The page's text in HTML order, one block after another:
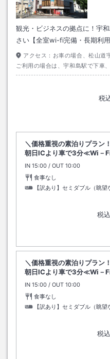
観光・ビジネスの拠点に！宇
さい【全室wi-fi完備・長期利用
アクセス： お車の場合、松山道
ご利用の場合は、宇和島駅で下車
税
＼価格重視の素泊りプラン
朝日ICより車で3分≪Wi－
IN チェックイン
15:00 / OUT チェックアウト
10:00
食事なし
【訳あり】セミダブル（眺
税込
＼価格重視の素泊りプラン
朝日ICより車で3分≪Wi－
IN チェックイン
15:00 / OUT チェックアウト
10:00
食事なし
【訳あり】セミダブル（眺
税込